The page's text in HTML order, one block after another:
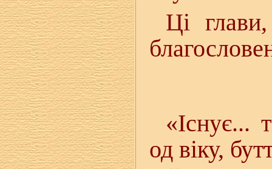
Ці
«Існує...
од віку,